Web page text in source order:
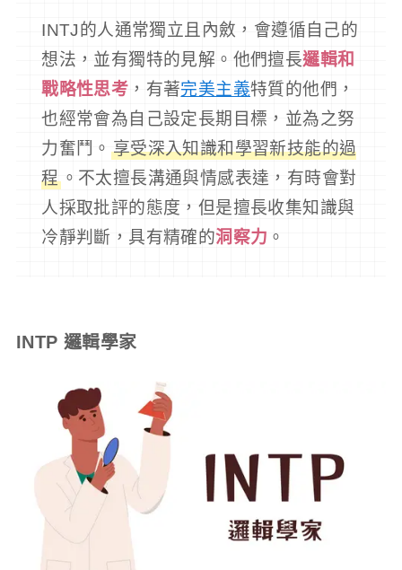
INTJ的人通常獨立且內斂，會遵循自己的
想法，並有獨特的見解。他們擅長邏輯和
戰略性思考 ，有著完美主義特質的他們，
也經常會為自己設定長期目標，並為之努
力奮鬥。 享受深入知識和學習新技能的過
程。不太擅長溝通與情感表達，有時會對
人採取批評的態度，但是擅長收集知識與
冷靜判斷，具有精確的洞察力 。
INTP 邏輯學家